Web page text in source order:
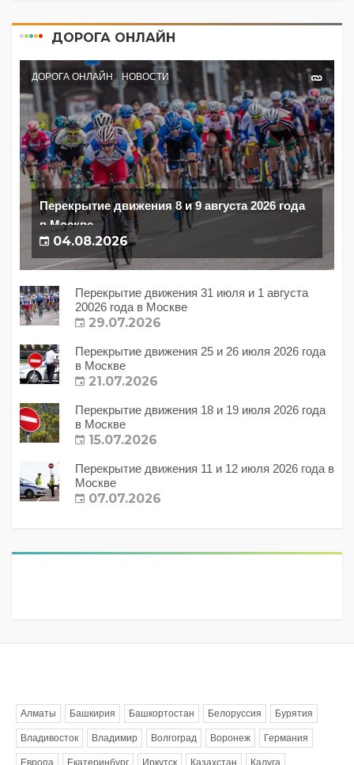
ДОРОГА ОНЛАЙН
ДОРОГА ОНЛАЙН НОВОСТИ
Перекрытие движения 8 и 9 августа 2026 года
в Москве
04.08.2026
Перекрытие движения 31 июля и 1 августа
20026 года в Москве
29.07.2026
Перекрытие движения 25 и 26 июля 2026 года
в Москве
21.07.2026
Перекрытие движения 18 и 19 июля 2026 года
в Москве
15.07.2026
Перекрытие движения 11 и 12 июля 2026 года в
Москве
07.07.2026
Алматы Башкирия Башкортостан Белоруссия Бурятия
Владивосток Владимир Волгоград Воронеж Германия
Европа Екатеринбург Иркутск Казахстан Калуга